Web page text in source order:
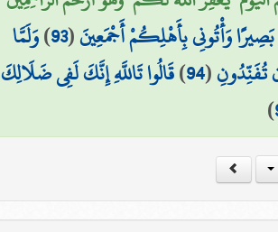
وَأْتُونِي بِأَهْلِكُمْ أَجْمَعِينَ(
93
)وَلَمَّا
تُفَنِّدُونِ(
94
)قَالُوا تَاللَّهِ إِنَّكَ لَفِي ضَلَالِكَ
)